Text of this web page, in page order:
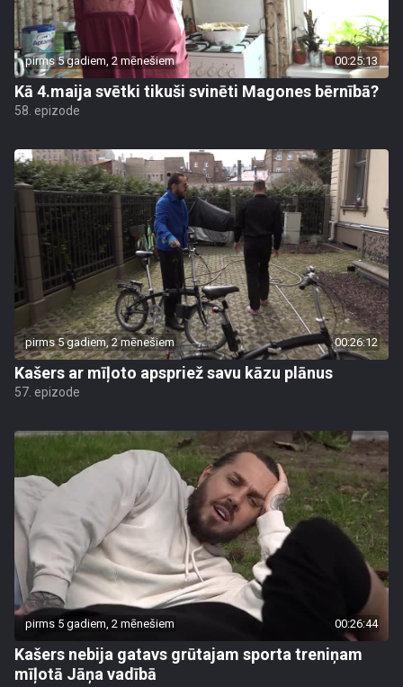
pirms 5 gadiem, 2 mēnešiem 00:25:13
Kā 4.maija svētki tikuši svinēti Magones bērnībā?
58. epizode
pirms 5 gadiem, 2 mēnešiem 00:26:12
Kašers ar mīļoto apspriež savu kāzu plānus
57. epizode
pirms 5 gadiem, 2 mēnešiem 00:26:44
Kašers nebija gatavs grūtajam sporta treniņam
mīļotā Jāņa vadībā